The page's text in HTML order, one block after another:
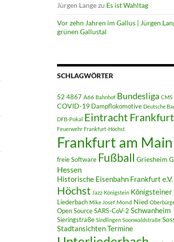
Jürgen Langezu Es ist Wahltag
Vor zehn Jahren im Gallus | Jürgen
grünen Gallustal
SCHLAGWÖRTER
52 4867 A66 Bahnhof Bundesliga CMS
COVID-19 Dampflokomotive Deutsche
DFB-Pokal Eintracht Frankfurt
Feuerwehr Frankfurt-Höchst
Frankfurt am Main
freie Software Fußball Griesheim
Hessen
Historische Eisenbahn Frankfurt e.V.
Höchst Jazz Königstein Königsteiner
Liederbach Mike Josef Mond Nied
Open SourceSARS-CoV-2 Schwanheim
Sieringstraße Sindlingen Soonwaldstraße
StadtansichtenTermine